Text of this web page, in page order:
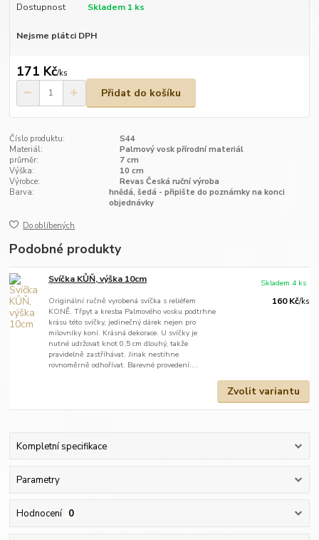
Dostupnost Skladem 1 ks
Nejsme plátci DPH
171 Kč/ks
Přidat do košíku
Číslo produktu:
S44
Materiál:
Palmový vosk přírodní materiál
průměr:
7 cm
Výška:
10 cm
Výrobce:
Revas Česká ruční výroba
Barva:
hnědá, šedá - připište do poznámky na konci
objednávky
Do oblíbených
Podobné produkty
Svíčka KŮŇ, výška 10cm
Originální ručně vyrobená svíčka s reliéfem
KONĚ. Třpyt a kresba Palmového vosku podtrhne
krásu této svíčky, jedinečný dárek nejen pro
milovníky koní. Krásná dekorace. U svíčky je
nutné udržovat knot 0,5 cm dlouhý, takže
pravidelně zastříhávat. Jinak nestihne
rovnoměrně odhořívat. Barevné provedení:...
160 Kč/ks
Skladem 4 ks
Zvolit variantu
Kompletní specifikace
Parametry
Hodnocení 0